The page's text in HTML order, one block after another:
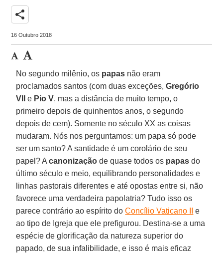
share
16 Outubro 2018
No segundo milênio, os papas não eram
proclamados santos (com duas exceções,Gregório
VII
e Pio V, mas a distância de muito tempo, o
primeiro depois de quinhentos anos, o segundo
depois de cem). Somente no século XX as coisas
mudaram. Nós nos perguntamos: um papa só pode
ser um santo? A santidade é um corolário de seu
papel? Acanonização de quase todos os papas do
último século e meio, equilibrando personalidades e
linhas pastorais diferentes e até opostas entre si, não
favorece uma verdadeira papolatria? Tudo isso os
parece contrário ao espírito doConcílio Vaticano II
e
ao tipo de Igreja que ele prefigurou. Destina-se a uma
espécie de glorificação da natureza superior do
papado, de sua infalibilidade, e isso é mais eficaz